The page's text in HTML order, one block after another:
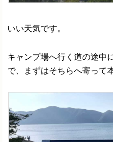
いい天気です。
キャンプ場へ行く道の途中
で、まずはそちらへ寄って